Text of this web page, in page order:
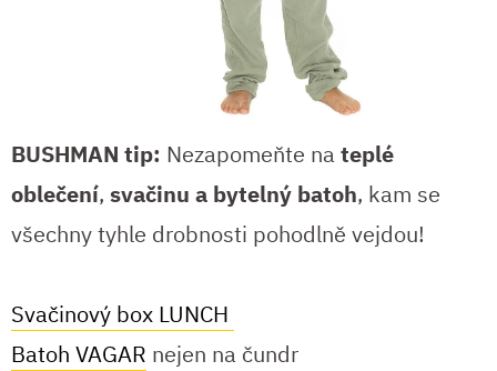
BUSHMAN tip: Nezapomeňte na teplé
oblečení, svačinu a bytelný batoh, kam se
všechny tyhle drobnosti pohodlně vejdou!
Svačinový box LUNCH
Batoh VAGAR nejen na čundr